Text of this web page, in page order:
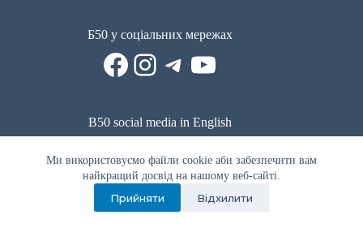
Ми використовуємо файли cookie аби забезпечити вам
найкращий досвід на нашому веб-сайті.
Прийняти Відхилити
Б50 у соціальних мережах
Facebook
Instagram
Telegram
YouTube
B50 social media in English
Reddit
Facebook
LinkedIn
YouTube
WhatsApp
Політика приватності|Публічна оферта|Умови використання
Privacy Policy|Public offer Terms of use